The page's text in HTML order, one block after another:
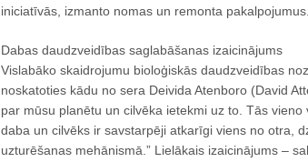
iniciatīvās, izmanto nomas un remonta pakalpojumus.
Dabas daudzveidības saglabāšanas izaicinājums
Vislabāko skaidrojumu bioloģiskās daudzveidības
noskatoties kādu no sera Deivida Atenboro (David
par mūsu planētu un cilvēka ietekmi uz to. Tās
daba un cilvēks ir savstarpēji atkarīgi viens no otra,
uzturēšanas mehānismā.” Lielākais izaicinājums –